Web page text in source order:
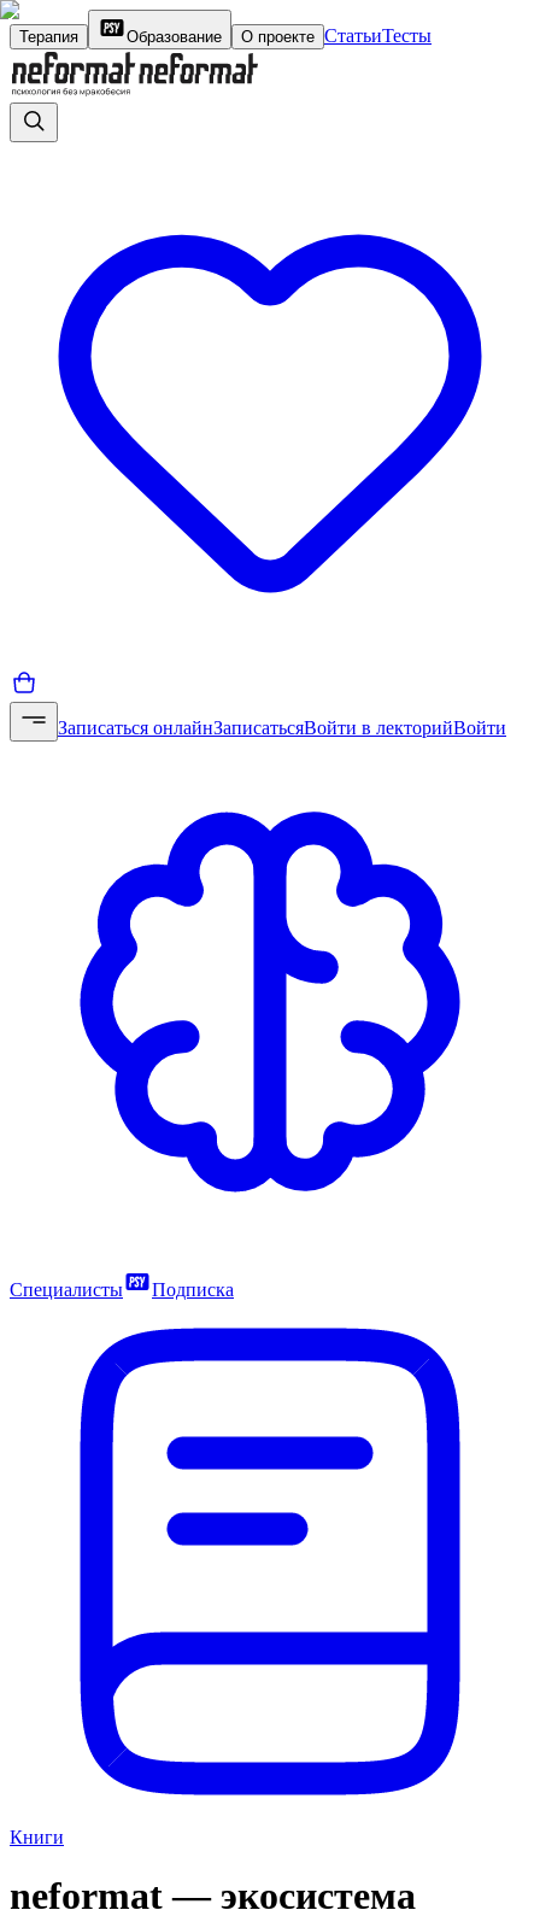
Терапия Образование О проекте СтатьиТесты
Записаться онлайнЗаписатьсяВойти в лекторийВойти
Специалисты Подписка
Книги
neformat — экосистема